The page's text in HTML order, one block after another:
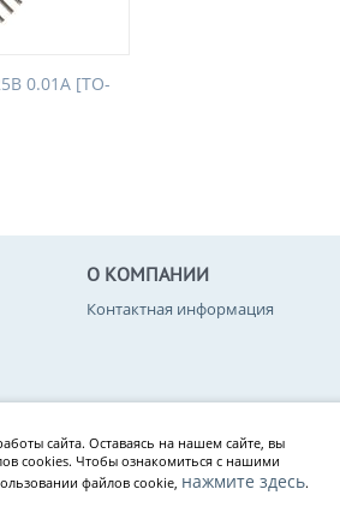
0.01А [TO-
О КОМПАНИИ
Контактная информация
сайта. Оставаясь на нашем сайте, вы
cookies. Чтобы ознакомиться с нашими
файлов cookie, нажмите здесь.